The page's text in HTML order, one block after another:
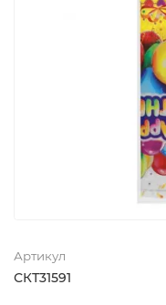
Артикул
СКТ31591